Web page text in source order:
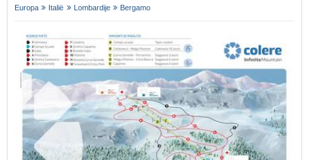
Europa Italië Lombardije Bergamo